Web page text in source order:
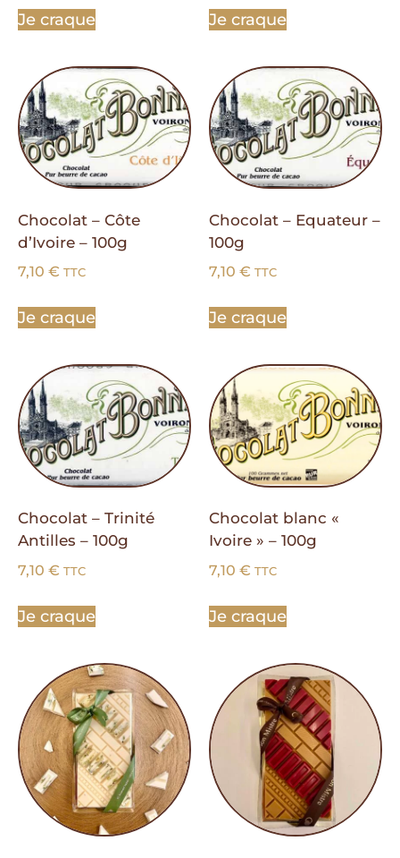
Je craque Je craque
Chocolat – Côte
d’Ivoire – 100g
7,10 € TTC
Je craque
Chocolat – Equateur –
100g
7,10 € TTC
Je craque
Chocolat – Trinité
Antilles – 100g
7,10 € TTC
Je craque
Chocolat blanc «
Ivoire » – 100g
7,10 € TTC
Je craque